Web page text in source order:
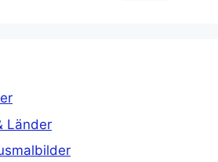
Länder